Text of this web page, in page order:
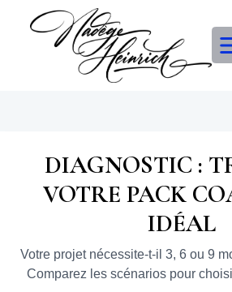
DIAGNOSTIC :
VOTRE PACK
IDÉAL
Votre projet nécessite-t-il 3, 6 ou 9
Comparez les scénarios pour